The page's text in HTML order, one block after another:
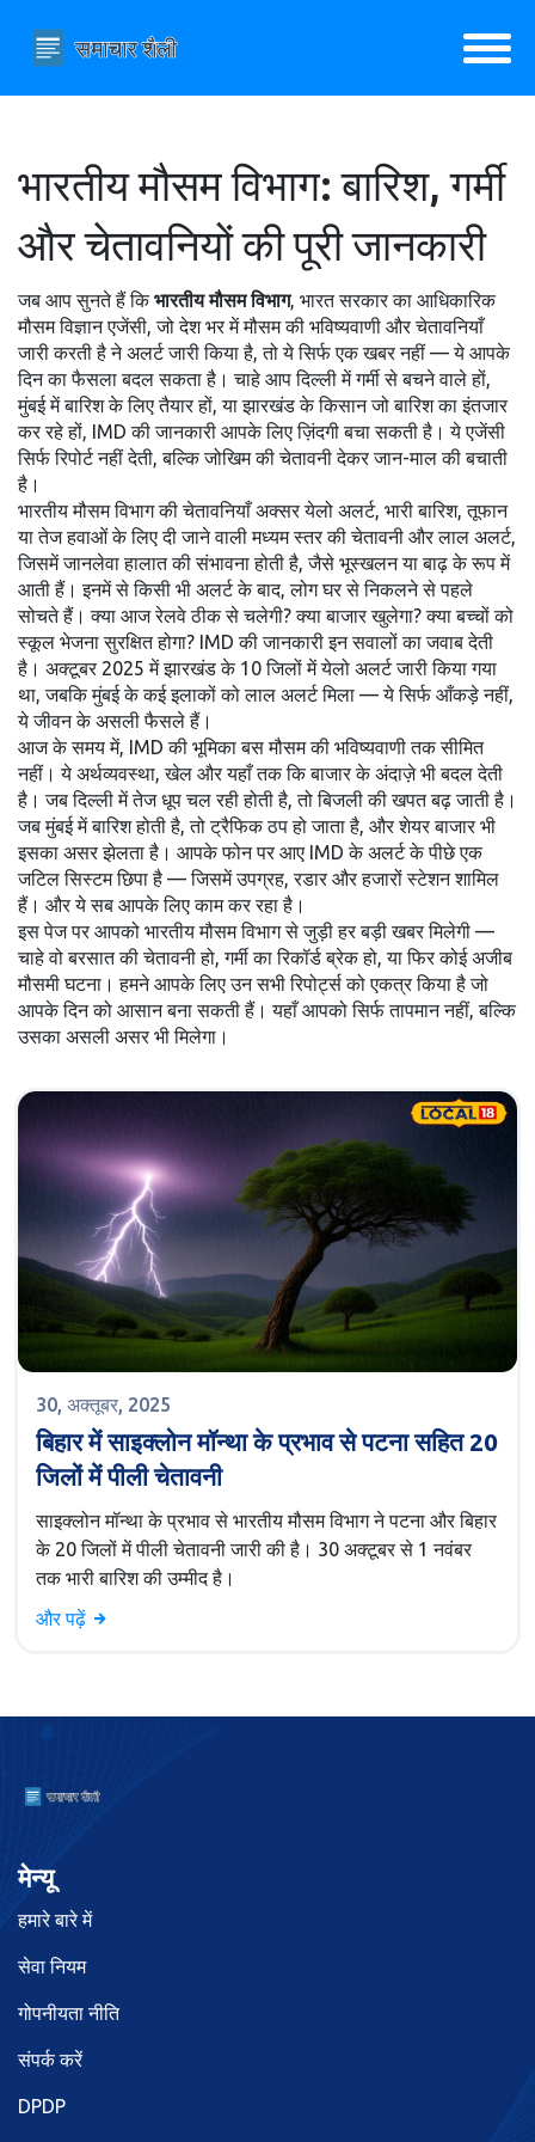
भारतीय मौसम विभाग: बारिश, गर्मी
और चेतावनियों की पूरी जानकारी
जब आप सुनते हैं किभारतीय मौसम विभाग, भारत सरकार का आधिकारिक
मौसम विज्ञान एजेंसी, जो देश भर में मौसम की भविष्यवाणी और चेतावनियाँ
जारी करती हैने अलर्ट जारी किया है, तो ये सिर्फ एक खबर नहीं — ये आपके
दिन का फैसला बदल सकता है। चाहे आप दिल्ली में गर्मी से बचने वाले हों,
मुंबई में बारिश के लिए तैयार हों, या झारखंड के किसान जो बारिश का इंतजार
कर रहे हों, IMD की जानकारी आपके लिए ज़िंदगी बचा सकती है। ये एजेंसी
सिर्फ रिपोर्ट नहीं देती, बल्कि जोखिम की चेतावनी देकर जान-माल की बचाती
है।
भारतीय मौसम विभाग की चेतावनियाँ अक्सरयेलो अलर्ट, भारी बारिश, तूफान
या तेज हवाओं के लिए दी जाने वाली मध्यम स्तर की चेतावनी औरलाल अलर्ट,
जिसमें जानलेवा हालात की संभावना होती है, जैसे भूस्खलन या बाढ़के रूप में
आती हैं। इनमें से किसी भी अलर्ट के बाद, लोग घर से निकलने से पहले
सोचते हैं। क्या आज रेलवे ठीक से चलेगी? क्या बाजार खुलेगा? क्या बच्चों को
स्कूल भेजना सुरक्षित होगा? IMD की जानकारी इन सवालों का जवाब देती
है। अक्टूबर 2025 में झारखंड के 10 जिलों में येलो अलर्ट जारी किया गया
था, जबकि मुंबई के कई इलाकों को लाल अलर्ट मिला — ये सिर्फ आँकड़े नहीं,
ये जीवन के असली फैसले हैं।
आज के समय में, IMD की भूमिका बस मौसम की भविष्यवाणी तक सीमित
नहीं। ये अर्थव्यवस्था, खेल और यहाँ तक कि बाजार के अंदाज़े भी बदल देती
है। जब दिल्ली में तेज धूप चल रही होती है, तो बिजली की खपत बढ़ जाती है।
जब मुंबई में बारिश होती है, तो ट्रैफिक ठप हो जाता है, और शेयर बाजार भी
इसका असर झेलता है। आपके फोन पर आए IMD के अलर्ट के पीछे एक
जटिल सिस्टम छिपा है — जिसमें उपग्रह, रडार और हजारों स्टेशन शामिल
हैं। और ये सब आपके लिए काम कर रहा है।
इस पेज पर आपको भारतीय मौसम विभाग से जुड़ी हर बड़ी खबर मिलेगी —
चाहे वो बरसात की चेतावनी हो, गर्मी का रिकॉर्ड ब्रेक हो, या फिर कोई अजीब
मौसमी घटना। हमने आपके लिए उन सभी रिपोर्ट्स को एकत्र किया है जो
आपके दिन को आसान बना सकती हैं। यहाँ आपको सिर्फ तापमान नहीं, बल्कि
उसका असली असर भी मिलेगा।
30, अक्तूबर, 2025
बिहार में साइक्लोन मॉन्था के प्रभाव से पटना सहित 20
जिलों में पीली चेतावनी
साइक्लोन मॉन्था के प्रभाव से भारतीय मौसम विभाग ने पटना और बिहार
के 20 जिलों में पीली चेतावनी जारी की है। 30 अक्टूबर से 1 नवंबर
तक भारी बारिश की उम्मीद है।
और पढ़ें
मेन्यू
हमारे बारे में
सेवा नियम
गोपनीयता नीति
संपर्क करें
DPDP